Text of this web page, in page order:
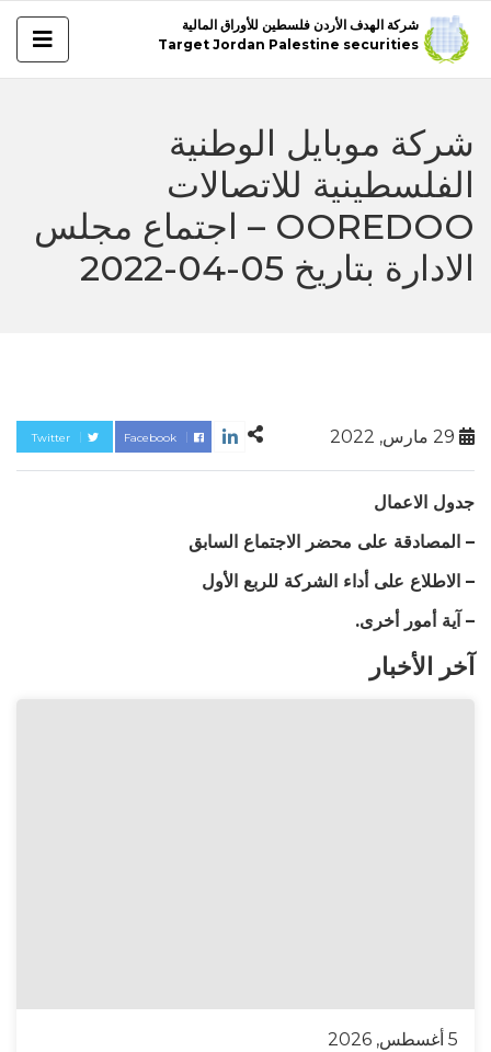
شركة الهدف الأردن فلسطين للأوراق المالية
Target Jordan Palestine securities
شركة موبايل الوطنية
الفلسطينية للاتصالات
OOREDOO – اجتماع مجلس
الادارة بتاريخ 05-04-2022
Twitter Facebook
جدول الاعمال
– المصادقة على محضر الاجتماع السابق
– الاطلاع على أداء الشركة للربع الأول
– آية أمور أخرى.
آخر الأخبار
5 أغسطس, 2026